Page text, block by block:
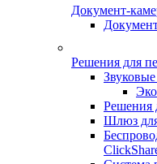
Документ-
Решения для
Решения
Шлюз